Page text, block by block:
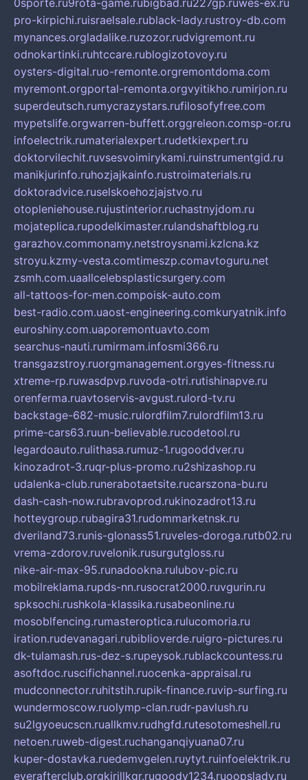
0sporte.ru9rota-game.rubigbad.ru227gp.ruwes-ex.ru
pro-kirpichi.ruisraelsale.rublack-lady.rustroy-db.com
mynances.orgladalike.ruzozor.rudvigremont.ru
odnokartinki.ruhtccare.rublogizotovoy.ru
oysters-digital.ruo-remonte.orgremontdoma.com
myremont.orgportal-remonta.orgvyitikho.rumirjon.ru
superdeutsch.rumycrazystars.rufilosofyfree.com
mypetslife.orgwarren-buffett.orggreleon.comsp-or.ru
infoelectrik.rumaterialexpert.rudetkiexpert.ru
doktorvilechit.ruvsesvoimirykami.ruinstrumentgid.ru
manikjurinfo.ruhozjajkainfo.rustroimaterials.ru
doktoradvice.ruselskoehozjajstvo.ru
otopleniehouse.rujustinterior.ruchastnyjdom.ru
mojateplica.rupodelkimaster.rulandshaftblog.ru
garazhov.commonamy.netstroysnami.kzlcna.kz
stroyu.kzmy-vesta.comtimeszp.comavtoguru.net
zsmh.com.uaallcelebsplasticsurgery.com
all-tattoos-for-men.compoisk-auto.com
best-radio.com.uaost-engineering.comkuryatnik.info
euroshiny.com.uaporemontuavto.com
searchus-nauti.rumirmam.infosmi366.ru
transgazstroy.ruorgmanagement.orgyes-fitness.ru
xtreme-rp.ruwasdpvp.ruvoda-otri.rutishinapve.ru
orenferma.ruavtoservis-avgust.rulord-tv.ru
backstage-682-music.rulordfilm7.rulordfilm13.ru
prime-cars63.ruun-believable.rucodetool.ru
legardoauto.rulithasa.rumuz-1.rugooddver.ru
kinozadrot-3.ruqr-plus-promo.ru2shizashop.ru
udalenka-club.runerabotaetsite.rucarszona-bu.ru
dash-cash-now.rubravoprod.rukinozadrot13.ru
hotteygroup.rubagira31.rudommarketnsk.ru
dveriland73.runis-glonass51.ruveles-doroga.rutb02.ru
vrema-zdorov.ruvelonik.rusurgutgloss.ru
nike-air-max-95.runadookna.rulubov-pic.ru
mobilreklama.rupds-nn.rusocrat2000.ruvgurin.ru
spksochi.rushkola-klassika.rusabeonline.ru
mosoblfencing.rumasteroptica.rulucomoria.ru
iration.rudevanagari.rubiblioverde.ruigro-pictures.ru
dk-tulamash.rus-dez-s.rupeysok.rublackcountess.ru
asoftdoc.ruscifichannel.ruocenka-appraisal.ru
mudconnector.ruhitstih.rupik-finance.ruvip-surfing.ru
wundermoscow.ruolymp-clan.rudr-pavlush.ru
su2lgyoeucscn.ruallkmv.rudhgfd.rutesotomeshell.ru
netoen.ruweb-digest.ruchanganqiyuana07.ru
kuper-dostavka.ruedemvgelen.ruytyt.ruinfoelektrik.ru
everafterclub.orgkirillkgr.rugoodv1234.ruoopslady.ru